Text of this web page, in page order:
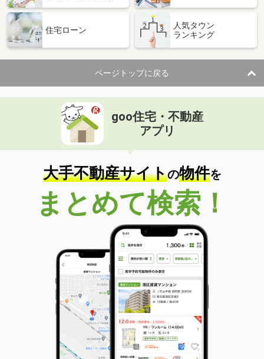
住宅ローン
人気タウン
ランキング
ページトップに戻る
goo住宅・不動産
アプリ
大手不動産サイトの物件を
まとめて検索！